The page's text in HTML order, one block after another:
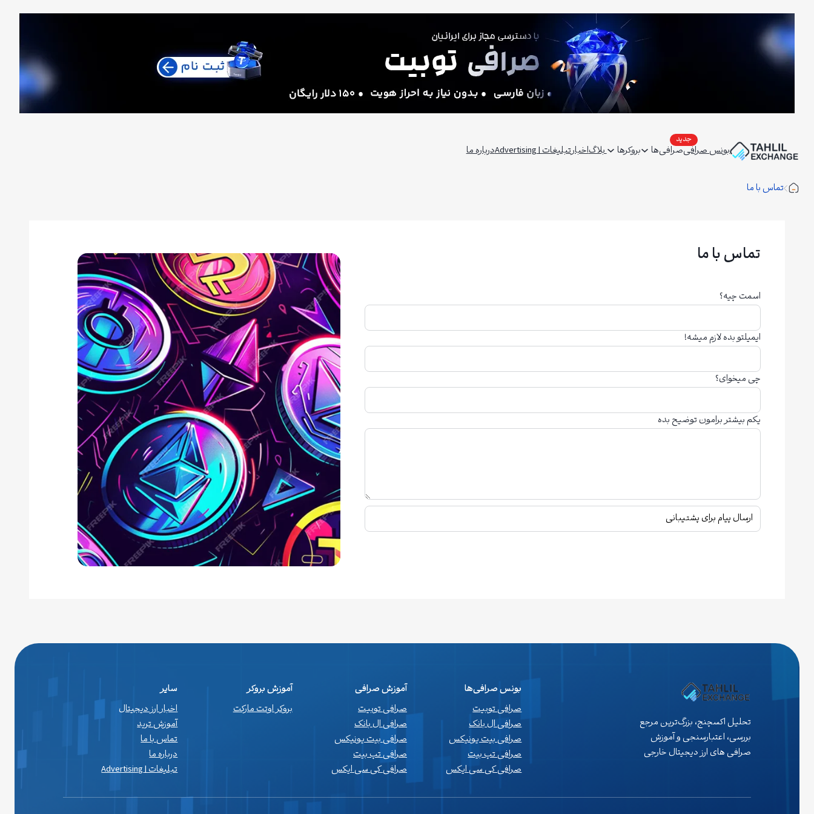
بونس صرافیصرافی‌ها بروکرها بلاگاخبارتبلیغات | Advertising درباره ما
تماس با ما
تماس با ما
اسمت چیه؟
ایمیلتو بده لازم میشه!
چی میخوای؟
یکم بیشتر برامون توضیح بده
تحلیل اکسچنج، بزرگ‌ترین مرجع
بررسی، اعتبارسنجی و آموزش
صرافی های ارز دیجیتال خارجی
بونس صرافی‌ها
صرافی توبیت
صرافی ال بانک
صرافی بیت یونیکس
صرافی تپ بیت
صرافی کی سی ایکس
آموزش صرافی
صرافی توبیت
صرافی ال بانک
صرافی بیت یونیکس
صرافی تپ بیت
صرافی کی سی ایکس
آموزش بروکر
بروکر اوتت مارکت
سایر
اخبار ارز دیجیتال
آموزش ترید
تماس با ما
درباره ما
تبلیغات | Advertising